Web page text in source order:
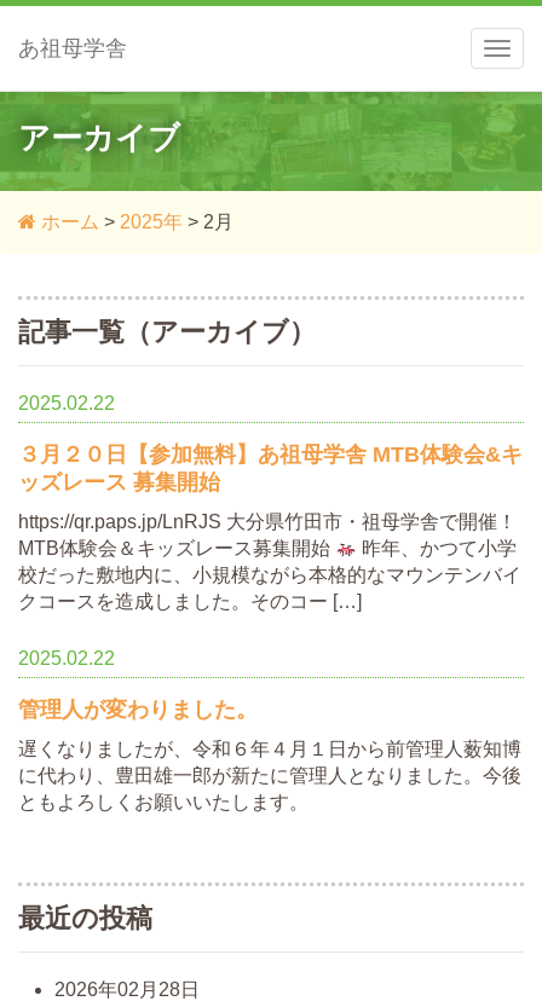
メ
ニ
ー
あ祖母学舎
アーカイブ
ホーム > 2025年 > 2月
記事一覧（アーカイブ）
2025.02.22
３月２０日【参加無料】あ祖母学舎 MTB体験会&キ
ッズレース 募集開始
https://qr.paps.jp/LnRJS 大分県竹田市・祖母学舎で開催！
MTB体験会＆キッズレース募集開始
昨年、かつて小学
校だった敷地内に、小規模ながら本格的なマウンテンバイ
クコースを造成しました。そのコー […]
2025.02.22
管理人が変わりました。
遅くなりましたが、令和６年４月１日から前管理人薮知博
に代わり、豊田雄一郎が新たに管理人となりました。今後
ともよろしくお願いいたします。
最近の投稿
2026年02月28日